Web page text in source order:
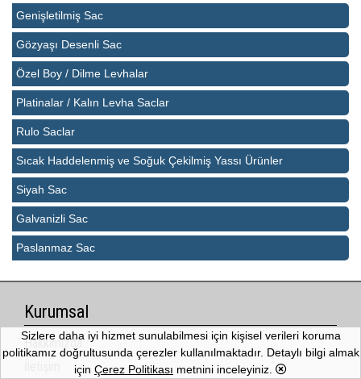
Genişletilmiş Sac
Gözyaşı Desenli Sac
Özel Boy / Dilme Levhalar
Platinalar / Kalın Levha Saclar
Rulo Saclar
Sıcak Haddelenmiş ve Soğuk Çekilmiş Yassı Ürünler
Siyah Sac
Galvanizli Sac
Paslanmaz Sac
Kurumsal
Hakkımızda
Sizlere daha iyi hizmet sunulabilmesi için kişisel verileri koruma
politikamız doğrultusunda çerezler kullanılmaktadır. Detaylı bilgi almak
için Çerez Politikası metnini inceleyiniz.